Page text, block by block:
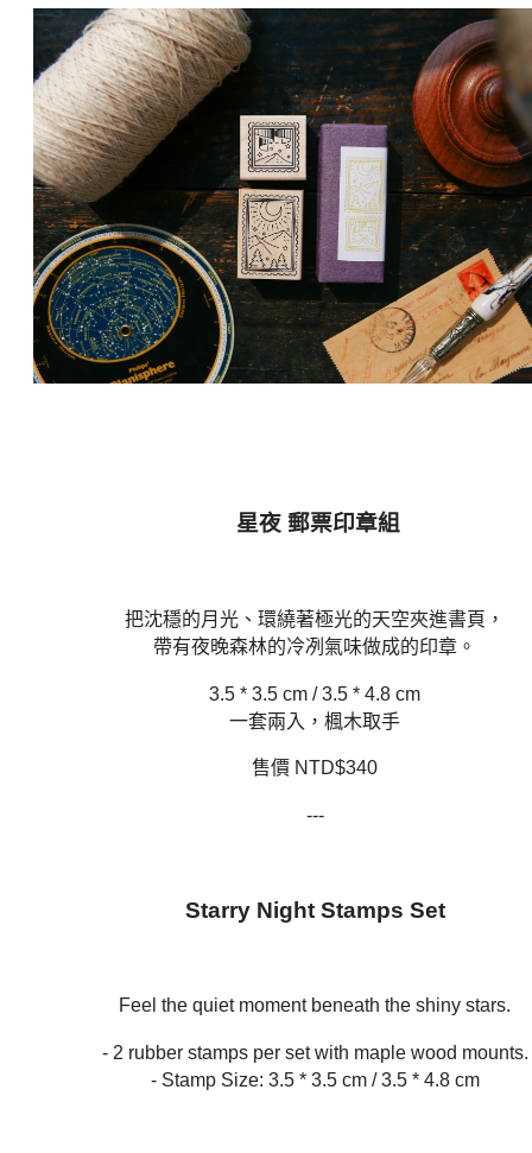
星夜 郵票印章組
把沈穩的月光、環繞著極光的天空夾進書頁，
帶有夜晚森林的冷冽氣味做成的印章。
3.5 * 3.5 cm / 3.5 * 4.8 cm
一套兩入，楓木取手
售價 NTD$340
---
Starry Night Stamps Set
Feel the quiet moment beneath the shiny stars.
- 2 rubber stamps per set with maple wood mounts.
- Stamp Size: 3.5 * 3.5 cm / 3.5 * 4.8 cm